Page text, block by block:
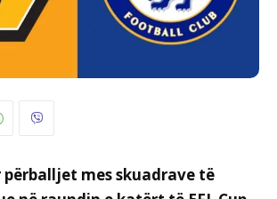
mes skuadrave të